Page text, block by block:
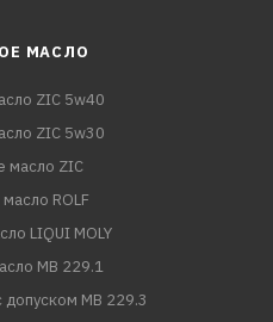
МАСЛО
ZIC 5w40
ZIC 5w30
масло ZIC
ROLF
LIQUI MOLY
MB 229.1
MB 229.3